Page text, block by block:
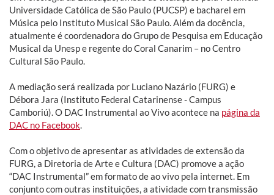
Universidade Católica de São Paulo (PUCSP) e bacharel em
Música pelo Instituto Musical São Paulo. Além da docência,
atualmente é coordenadora do Grupo de Pesquisa em Educação
Musical da Unesp e regente do Coral Canarim – no Centro
Cultural São Paulo.
A mediação será realizada por Luciano Nazário (FURG) e
Débora Jara (Instituto Federal Catarinense - Campus
Camboriú). O DAC Instrumental ao Vivo acontece na página da
DAC no Facebook.
Com o objetivo de apresentar as atividades de extensão da
FURG, a Diretoria de Arte e Cultura (DAC) promove a ação
“DAC Instrumental” em formato de ao vivo pela internet. Em
conjunto com outras instituições, a atividade com transmissão